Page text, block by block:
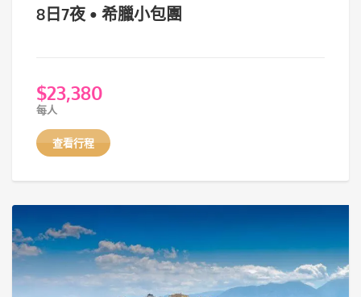
8日7夜 • 希臘小包團
$23,380
每人
查看行程